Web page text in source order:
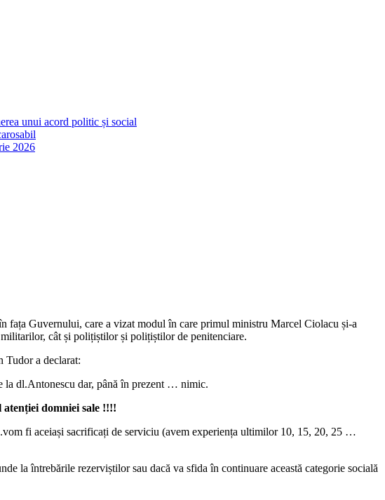
unui acord politic și social
2026
fața Guvernului, care a vizat modul în care primul ministru Marcel Ciolacu și-a
cât și polițiștilor și polițiștilor de penitenciare.
Tudor a declarat:
la dl.Antonescu dar, până în prezent … nimic.
domniei sale !!!!
fi aceiași sacrificați de serviciu (avem experiența ultimilor 10, 15, 20, 25 …
la întrebările rezerviștilor sau dacă va sfida în continuare această categorie socială